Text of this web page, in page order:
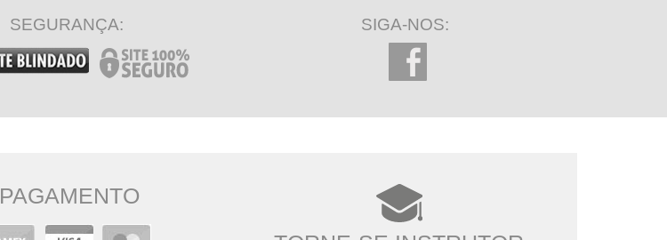
SEGURANÇA: SIGA-NOS:
PAGAMENTO